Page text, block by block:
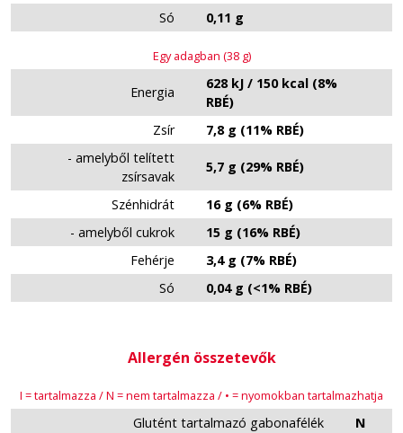
Só
0,11 g
Egy adagban (38 g)
Energia
628 kJ / 150 kcal (8%
RBÉ)
Zsír
7,8 g (11% RBÉ)
- amelyből telített
zsírsavak
5,7 g (29% RBÉ)
Szénhidrát 16 g (6% RBÉ)
- amelyből cukrok
15 g (16% RBÉ)
Fehérje
3,4 g (7% RBÉ)
Só
0,04 g (<1% RBÉ)
Allergén összetevők
I = tartalmazza / N = nem tartalmazza / • = nyomokban tartalmazhatja
Glutént tartalmazó gabonafélék
N